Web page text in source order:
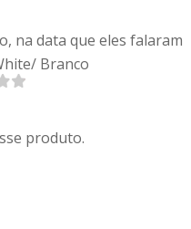
na data que eles falaram
Branco
produto.